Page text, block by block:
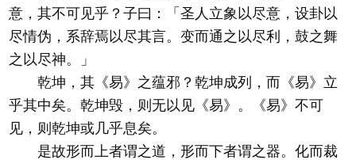
意，其不可见乎？子曰：「圣人立象以尽意，设卦以
尽情伪，系辞焉以尽其言。变而通之以尽利，鼓之舞
之以尽神。」
乾坤，其《易》之蕴邪？乾坤成列，而《易》立
乎其中矣。乾坤毁，则无以见《易》。《易》不可
见，则乾坤或几乎息矣。
是故形而上者谓之道，形而下者谓之器。化而裁